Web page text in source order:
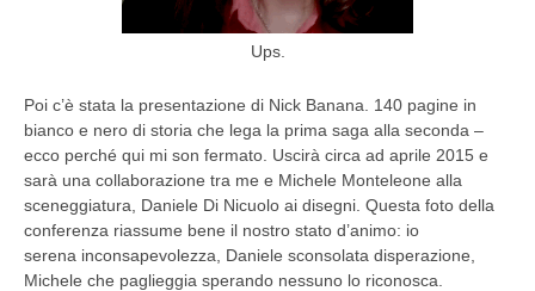
Ups.
Poi c’è stata la presentazione di Nick Banana. 140 pagine in
bianco e nero di storia che lega la prima saga alla seconda –
ecco perché qui mi son fermato. Uscirà circa ad aprile 2015 e
sarà una collaborazione tra me e Michele Monteleone alla
sceneggiatura, Daniele Di Nicuolo ai disegni. Questa foto della
conferenza riassume bene il nostro stato d’animo: io
serena inconsapevolezza, Daniele sconsolata disperazione,
Michele che paglieggia sperando nessuno lo riconosca.